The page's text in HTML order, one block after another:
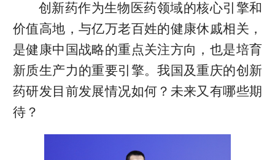
创新药作为生物医药领域的核心引擎和
价值高地，与亿万老百姓的健康休戚相关，
是健康中国战略的重点关注方向，也是培育
新质生产力的重要引擎。我国及重庆的创新
药研发目前发展情况如何？未来又有哪些期
待？